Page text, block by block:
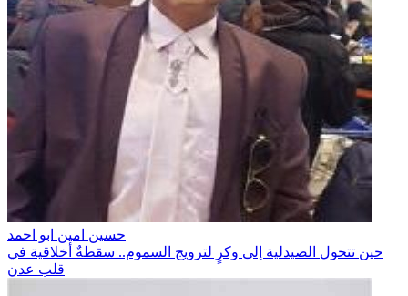
حسين امين ابو احمد
حين تتحول الصيدلية إلى وكرٍ لترويج السموم.. سقطةٌ أخلاقية في
قلب عدن